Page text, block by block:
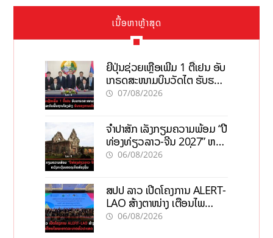
ເນື້ອຫາຫຼ້າສຸດ
ຍີ່ປຸ່ນຊ່ວຍເຫຼືອເພີ່ມ 1 ຕື້ເຢນ ອັບ
ເກຣດສະໜາມບິນວັດໄຕ ຮັບຮອງ
ການເຕີບໂຕ
07/08/2026
ຈຳປາສັກ ເລັ່ງກຽມຄວາມພ້ອມ “ປີ
ທ່ອງທ່ຽວລາວ-ຈີນ 2027” ຫວັງ
ກະຕຸ້ນເສດຖະກິດທ້ອງຖິ່ນ
06/08/2026
ສປປ ລາວ ເປີດໂຄງການ ALERT-
LAO ສ້າງຕາໜ່າງ ເຕືອນໄພ
ພະຍາດລະບາດທົ່ວປະເທດ
06/08/2026